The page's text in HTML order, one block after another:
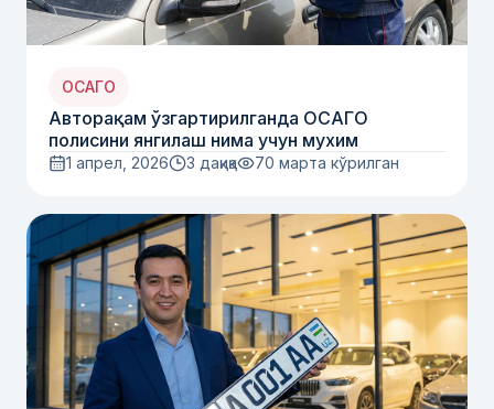
ОСАГО
Авторақам ўзгартирилганда ОСАГО
полисини янгилаш нима учун мухим
1 апрел, 2026 3 дақиқа 70 марта кўрилган